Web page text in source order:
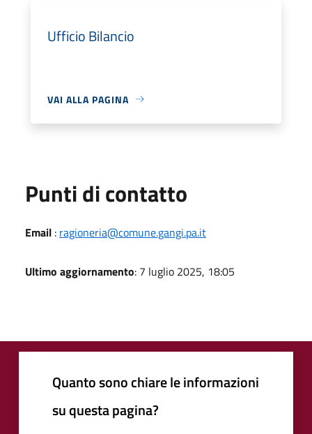
Ufficio Bilancio
VAI ALLA PAGINA
Punti di contatto
Email : ragioneria@comune.gangi.pa.it
Ultimo aggiornamento: 7 luglio 2025, 18:05
Quanto sono chiare le informazioni
su questa pagina?